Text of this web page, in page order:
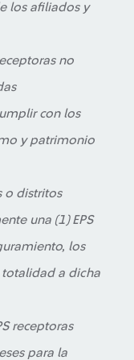
los afiliados y
no
con los
y patrimonio
o distritos
una (1) EPS
los
totalidad a dicha
receptoras
para la